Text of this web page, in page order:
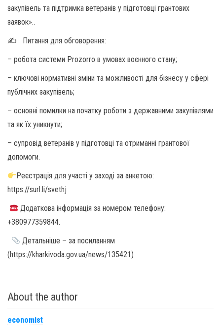
закупівель та підтримка ветеранів у підготовці грантових
заявок»..
✍️ Питання для обговорення:
– робота системи Prozorro в умовах воєнного стану;
– ключові нормативні зміни та можливості для бізнесу у сфері
публічних закупівель;
– основні помилки на початку роботи з державними закупівлями
та як їх уникнути;
– супровід ветеранів у підготовці та отриманні грантової
допомоги.
Реєстрація для участі у заході за анкетою:
https://surl.li/svethj
Додаткова інформація за номером телефону:
+380977359844.
Детальніше – за посиланням
(https://kharkivoda.gov.ua/news/135421)
About the author
economist